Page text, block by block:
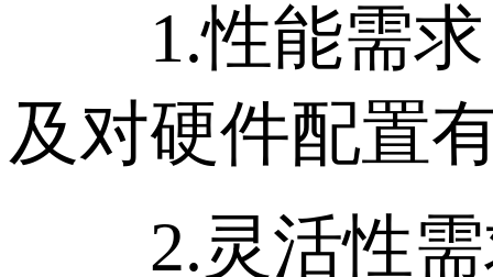
1.性能需求
及对硬件配置
2.灵活性需